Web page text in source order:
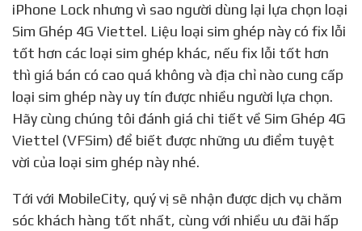
iPhone Lock nhưng vì sao người dùng lại lựa chọn loại
Sim Ghép 4G Viettel. Liệu loại sim ghép này có fix lỗi
tốt hơn các loại sim ghép khác, nếu fix lỗi tốt hơn
thì giá bán có cao quá không và địa chỉ nào cung cấp
loại sim ghép này uy tín được nhiều người lựa chọn.
Hãy cùng chúng tôi đánh giá chi tiết về Sim Ghép 4G
Viettel (VFSim) để biết được những ưu điểm tuyệt
vời của loại sim ghép này nhé.
Tới với MobileCity, quý vị sẽ nhận được dịch vụ chăm
sóc khách hàng tốt nhất, cùng với nhiều ưu đãi hấp